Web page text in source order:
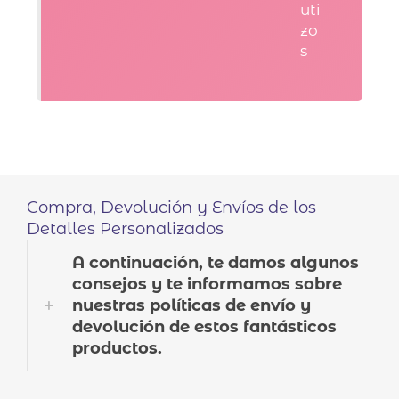
uti
zo
s
Compra, Devolución y Envíos de los
Detalles Personalizados
A continuación, te damos algunos
consejos y te informamos sobre
nuestras políticas de envío y
devolución de estos fantásticos
productos.